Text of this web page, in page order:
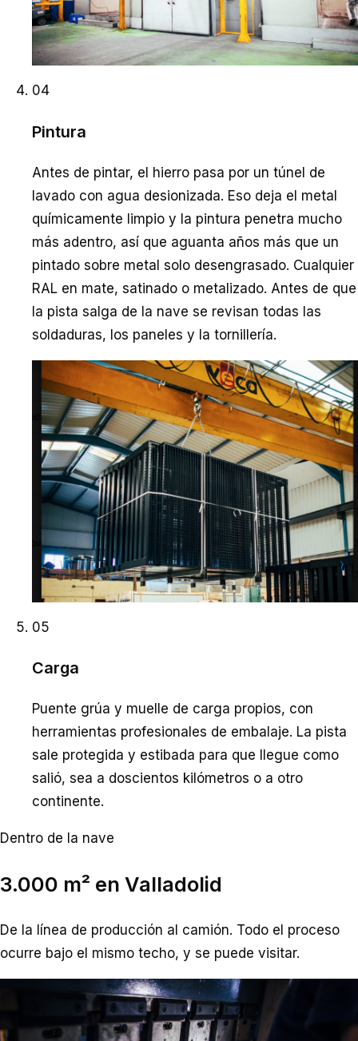
04
Pintura
Antes de pintar, el hierro pasa por un túnel de
lavado con agua desionizada. Eso deja el metal
químicamente limpio y la pintura penetra mucho
más adentro, así que aguanta años más que un
pintado sobre metal solo desengrasado. Cualquier
RAL en mate, satinado o metalizado. Antes de que
la pista salga de la nave se revisan todas las
soldaduras, los paneles y la tornillería.
05
Carga
Puente grúa y muelle de carga propios, con
herramientas profesionales de embalaje. La pista
sale protegida y estibada para que llegue como
salió, sea a doscientos kilómetros o a otro
continente.
Dentro de la nave
3.000 m² en Valladolid
De la línea de producción al camión. Todo el proceso
ocurre bajo el mismo techo, y se puede visitar.